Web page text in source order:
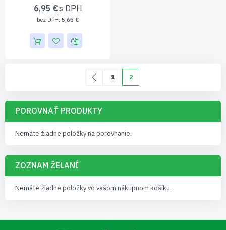
6,95 €
5,65 €
Page Page
Predchádzajúca
Page
1 Momentálne čítate stránku
2
POROVNAŤ PRODUKTY
Nemáte žiadne položky na porovnanie.
ZOZNAM ŽELANÍ
Nemáte žiadne položky vo vašom nákupnom košíku.